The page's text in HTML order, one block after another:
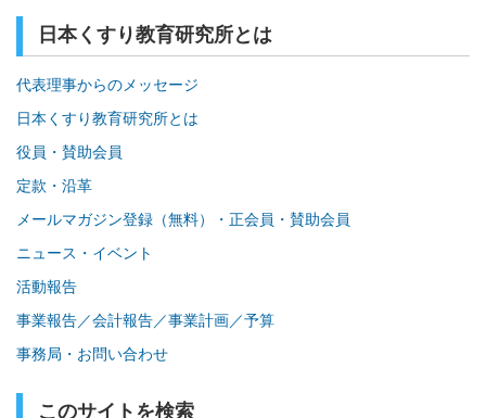
日本くすり教育研究所とは
代表理事からのメッセージ
日本くすり教育研究所とは
役員・賛助会員
定款・沿革
メールマガジン登録（無料）・正会員・賛助会員
ニュース・イベント
活動報告
事業報告／会計報告／事業計画／予算
事務局・お問い合わせ
このサイトを検索